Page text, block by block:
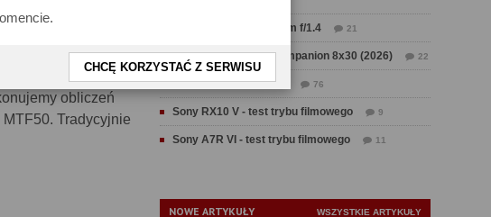
CHCĘ KORZYSTAĆ Z SERWISU
robionych dla
obliczeń
Tradycyjnie
Test Sirui Aurora 35 mm f/1.4 21
Test Swarovski CL Companion 8x30 (2026) 22
Test Fujifilm GFX 100 II 76
Sony RX10 V - test trybu filmowego 9
Sony A7R VI - test trybu filmowego 11
NOWE ARTYKUŁY WSZYSTKIE ARTYKUŁY